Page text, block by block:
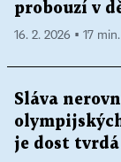
probouzí v
16. 2. 2026 ▪ 17
Sláva
je dost tvrdá